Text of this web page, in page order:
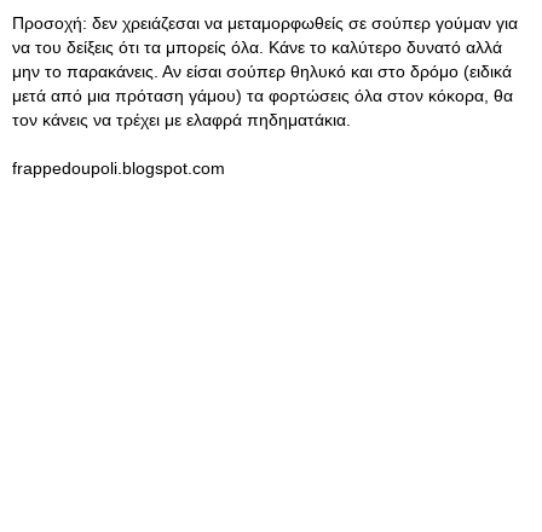
Προσοχή: δεν χρειάζεσαι να μεταμορφωθείς σε σούπερ γούμαν για
να του δείξεις ότι τα μπορείς όλα. Κάνε το καλύτερο δυνατό αλλά
μην το παρακάνεις. Αν είσαι σούπερ θηλυκό και στο δρόμο (ειδικά
μετά από μια πρόταση γάμου) τα φορτώσεις όλα στον κόκορα, θα
τον κάνεις να τρέχει με ελαφρά πηδηματάκια.
frappedoupoli.blogspot.com